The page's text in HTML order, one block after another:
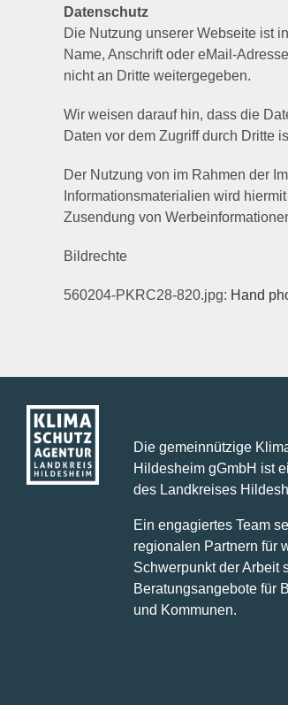
Datenschutz
Die Nutzung unserer Webseite ist
Name, Anschrift oder eMail-
nicht an Dritte weitergegeben.
Wir weisen darauf hin, dass die
Daten vor dem Zugriff durch Dritte
Der Nutzung von im Rahmen der
Informationsmaterialien wird
Zusendung von
Bildrechte
560204-PKRC28-820.jpg: Hand
Die gemeinnützige
Hildesheim gGmbH ist
des Landkreises
Ein engagiertes Team
regionalen Partnern für
Schwerpunkt der Arbeit
Beratungsangebote für
und Kommunen.